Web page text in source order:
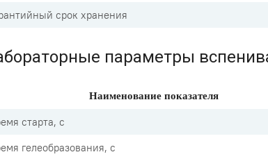
срок хранения
параметры
Наименование показателя
старта, с
гелеобразования, с